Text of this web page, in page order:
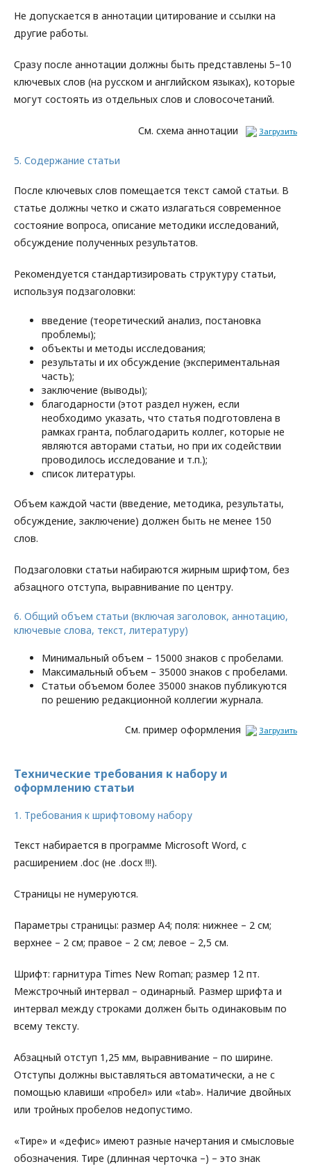
Не допускается в аннотации цитирование и ссылки на
другие работы.
Сразу после аннотации должны быть представлены 5–10
ключевых слов (на русском и английском языках), которые
могут состоять из отдельных слов и словосочетаний.
См. схема аннотации Загрузить
5. Содержание статьи
После ключевых слов помещается текст самой статьи. В
статье должны четко и сжато излагаться современное
состояние вопроса, описание методики исследований,
обсуждение полученных результатов.
Рекомендуется стандартизировать структуру статьи,
используя подзаголовки:
введение (теоретический анализ, постановка
проблемы);
объекты и методы исследования;
результаты и их обсуждение (экспериментальная
часть);
заключение (выводы);
благодарности (этот раздел нужен, если
необходимо указать, что статья подготовлена в
рамках гранта, поблагодарить коллег, которые не
являются авторами статьи, но при их содействии
проводилось исследование и т.п.);
список литературы.
Объем каждой части (введение, методика, результаты,
обсуждение, заключение) должен быть не менее 150
слов.
Подзаголовки статьи набираются жирным шрифтом, без
абзацного отступа, выравнивание по центру.
6. Общий объем статьи (включая заголовок, аннотацию,
ключевые слова, текст, литературу)
Минимальный объем – 15000 знаков с пробелами.
Максимальный объем – 35000 знаков с пробелами.
Статьи объемом более 35000 знаков публикуются
по решению редакционной коллегии журнала.
Cм. пример оформления Загрузить
Технические требования к набору и
оформлению статьи
1. Требования к шрифтовому набору
Текст набирается в программе Microsoft Word, с
расширением .doc (не .docx !!!).
Страницы не нумеруются.
Параметры страницы: размер А4; поля: нижнее – 2 см;
верхнее – 2 см; правое – 2 см; левое – 2,5 см.
Шрифт: гарнитура Times New Roman; размер 12 пт.
Межстрочный интервал – одинарный. Размер шрифта и
интервал между строками должен быть одинаковым по
всему тексту.
Абзацный отступ 1,25 мм, выравнивание – по ширине.
Отступы должны выставляться автоматически, а не с
помощью клавиши «пробел» или «tab». Наличие двойных
или тройных пробелов недопустимо.
«Тире» и «дефис» имеют разные начертания и смысловые
обозначения. Тире (длинная черточка –) – это знак